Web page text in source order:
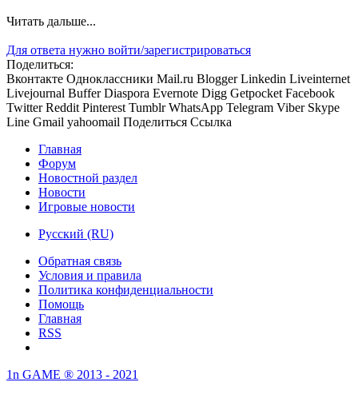
Читать дальше...
Для ответа нужно войти/зарегистрироваться
Поделиться:
Вконтакте Одноклассники Mail.ru Blogger Linkedin Liveinternet
Livejournal Buffer Diaspora Evernote Digg Getpocket Facebook
Twitter Reddit Pinterest Tumblr WhatsApp Telegram Viber Skype
Line Gmail yahoomail Поделиться Ссылка
Главная
Форум
Новостной раздел
Новости
Игровые новости
Русский (RU)
Обратная связь
Условия и правила
Политика конфиденциальности
Помощь
Главная
RSS
1n GAME ® 2013 - 2021